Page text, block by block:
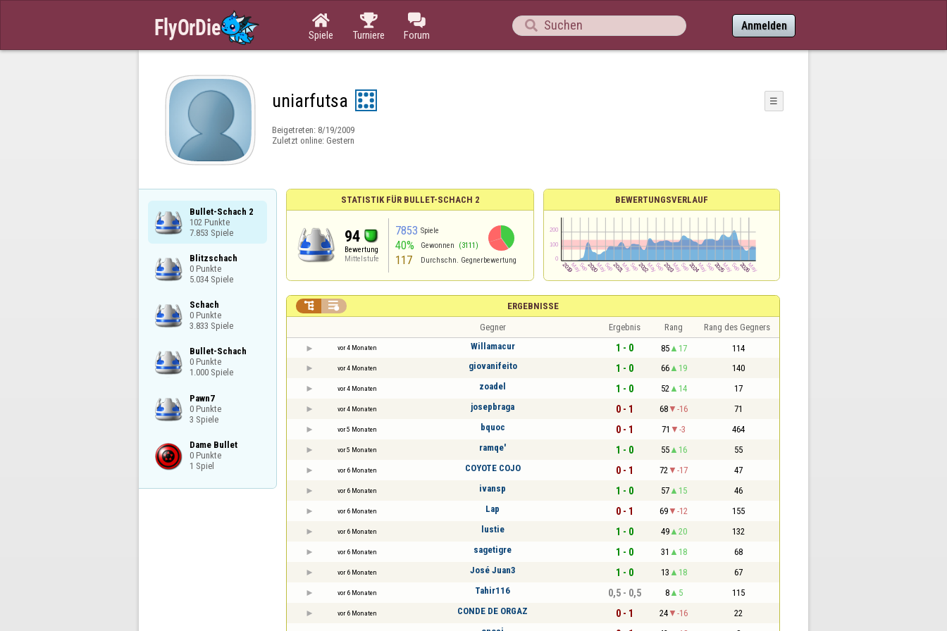

Spiele

Turniere

Forum
 Anmelden
uniarfutsa ☰
Beigetreten: 8/19/2009
Zuletzt online: Gestern
Bullet-Schach 2
102 Punkte
7.853 Spiele
Blitzschach
0 Punkte
5.034 Spiele
Schach
0 Punkte
3.833 Spiele
Bullet-Schach
0 Punkte
1.000 Spiele
Pawn7
0 Punkte
3 Spiele
Dame Bullet
0 Punkte
1 Spiel
STATISTIK FÜR BULLET-SCHACH 2
94
Bewertung
Mittelstufe
7853 Spiele
40% Gewonnen (3111)
117 Durchschn. Gegnerbewertung
BEWERTUNGSVERLAUF
ERGEBNISSE
 
Gegner Ergebnis Rang Rang des Gegners
vor 4 Monaten Willamacur 1 - 0 85 17 114
vor 4 Monaten giovanifeito 1 - 0 66 19 140
vor 4 Monaten zoadel 1 - 0 52 14 17
vor 4 Monaten josepbraga 0 - 1 68 -16 71
vor 5 Monaten bquoc 0 - 1 71 -3 464
vor 5 Monaten ramqe' 1 - 0 55 16 55
vor 6 Monaten COYOTE COJO 0 - 1 72 -17 47
vor 6 Monaten ivansp 1 - 0 57 15 46
vor 6 Monaten Lap 0 - 1 69 -12 155
vor 6 Monaten lustie 1 - 0 49 20 132
vor 6 Monaten sagetigre 1 - 0 31 18 68
vor 6 Monaten José Juan3 1 - 0 13 18 67
vor 6 Monaten Tahir116 0,5 - 0,5 8 5 115
vor 6 Monaten CONDE DE ORGAZ 0 - 1 24 -16 22